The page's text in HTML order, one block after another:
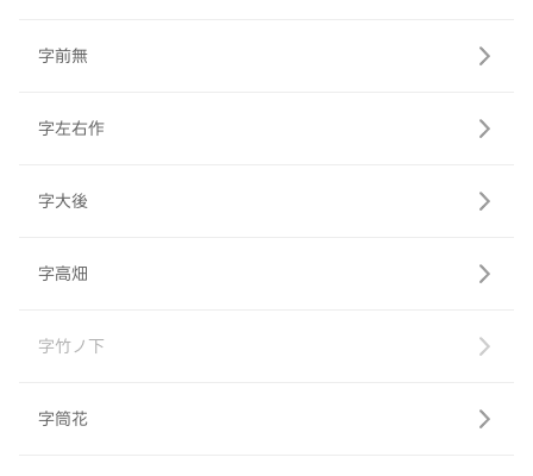
字前無
字左右作
字大後
字高畑
字竹ノ下
字筒花